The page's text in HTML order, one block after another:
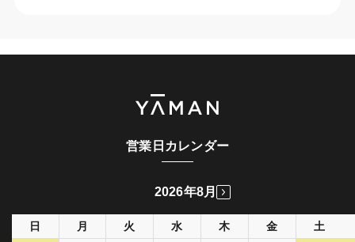
営業日カレンダー
2026年8月
日 月 火 水 木 金
土